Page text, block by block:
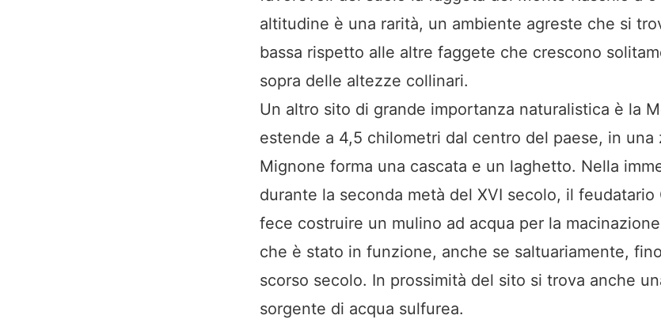
altitudine è una rarità, un ambiente agreste che si
bassa rispetto alle altre faggete che crescono
sopra delle altezze collinari.
Un altro sito di grande importanza naturalistica è la
estende a 4,5 chilometri dal centro del paese, in una
Mignone forma una cascata e un laghetto. Nella
durante la seconda metà del XVI secolo, il feudatario
fece costruire un mulino ad acqua per la
che è stato in funzione, anche se saltuariamente,
scorso secolo. In prossimità del sito si trova anche
sorgente di acqua sulfurea.